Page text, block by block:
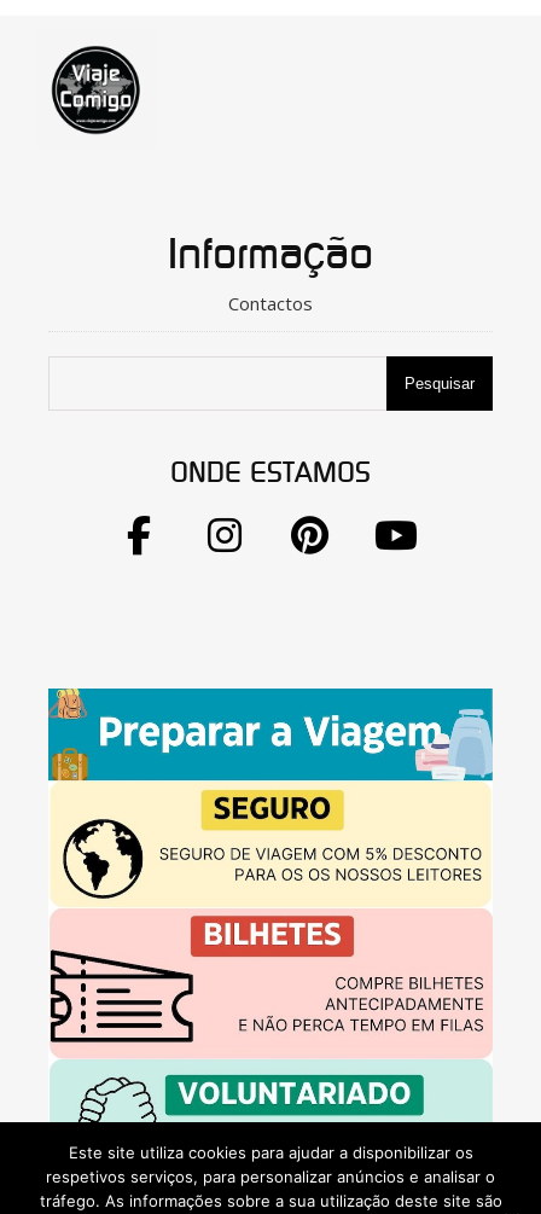
Informação
Contactos
Pesquisar
ONDE ESTAMOS
Este site utiliza cookies para ajudar a disponibilizar os
respetivos serviços, para personalizar anúncios e analisar o
tráfego. As informações sobre a sua utilização deste site são